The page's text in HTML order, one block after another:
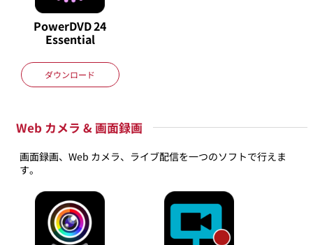
PowerDVD24
Essential
ダウンロード
Web カメラ & 画面録画
画面録画、Web カメラ、ライブ配信を一つのソフトで行えま
す。